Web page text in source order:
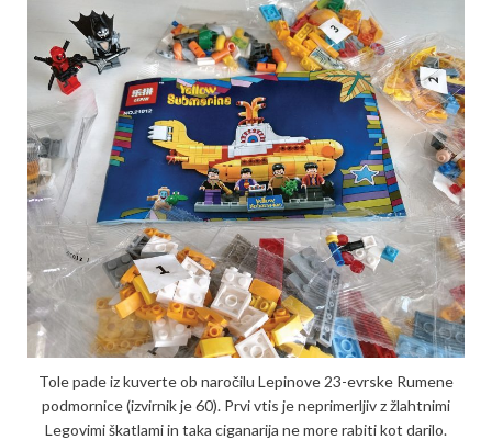
Tole pade iz kuverte ob naročilu Lepinove 23-evrske Rumene
podmornice (izvirnik je 60). Prvi vtis je neprimerljiv z žlahtnimi
Legovimi škatlami in taka ciganarija ne more rabiti kot darilo.